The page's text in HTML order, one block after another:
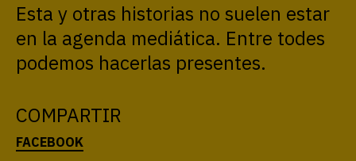
Esta y otras historias no suelen estar
en la agenda mediática. Entre todes
podemos hacerlas presentes.
COMPARTIR